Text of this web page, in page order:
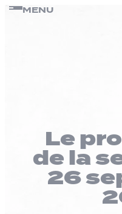
Passer
MENU
Le
de la
26
Panneau de gestion